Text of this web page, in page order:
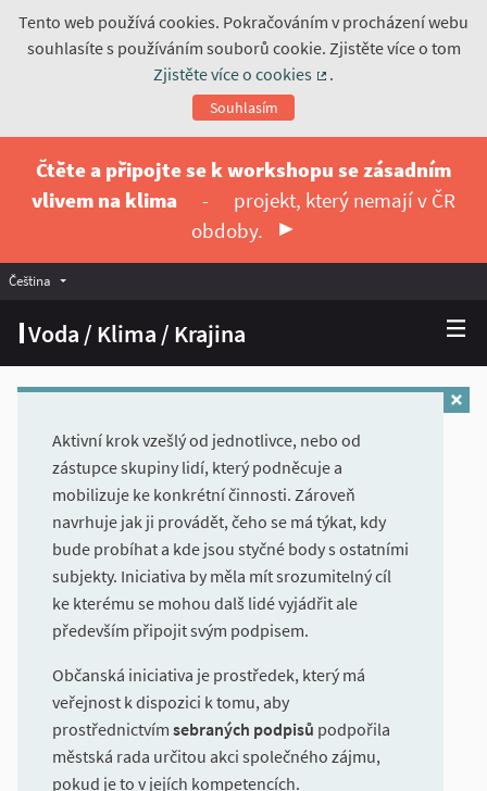
Tento web používá cookies. Pokračováním v procházení webu
souhlasíte s používáním souborů cookie. Zjistěte více o tom
Zjistěte více o cookies
.
Souhlasím
Čtěte a připojte se k workshopu se zásadním
vlivem na klima
-
projekt, který nemají v ČR
obdoby.
Voda / Klima / Krajina
Čeština Vyberte jazyk
Aktivní krok vzešlý od jednotlivce, nebo od
zástupce skupiny lidí, který podněcuje a
mobilizuje ke konkrétní činnosti. Zároveň
navrhuje jak ji provádět, čeho se má týkat, kdy
bude probíhat a kde jsou styčné body s ostatními
subjekty. Iniciativa by měla mít srozumitelný cíl
ke kterému se mohou dalš lidé vyjádřit ale
především připojit svým podpisem.
Občanská iniciativa je prostředek, který má
veřejnost k dispozici k tomu, aby
prostřednictvím sebraných podpisů podpořila
městská rada určitou akci společného zájmu,
pokud je to v jejích kompetencích.